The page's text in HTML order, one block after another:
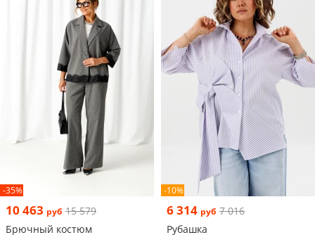
-35%
10 463 руб 15 579
Брючный костюм
-10%
6 314 руб 7 016
Рубашка